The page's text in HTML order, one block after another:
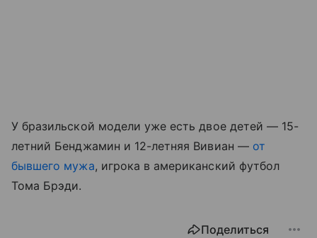
У бразильской модели уже есть двое детей — 15-
летний Бенджамин и 12-летняя Вивиан — от
бывшего мужа, игрока в американский футбол
Тома Брэди.
Поделиться